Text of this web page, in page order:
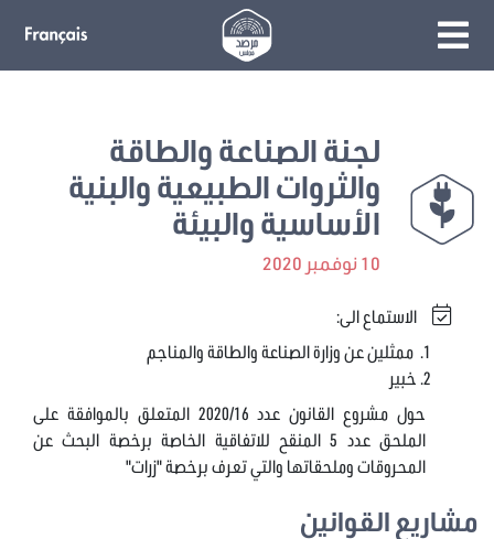
لجنة الصناعة والطاقة
والثروات الطبيعية والبنية
الأساسية والبيئة
10 نوفمبر 2020
الاستماع الى:
ممثلين عن وزارة الصناعة والطاقة والمناجم
خبير
حول مشروع القانون عدد 2020/16 المتعلق بالموافقة على
الملحق عدد 5 المنقح للاتفاقية الخاصة برخصة البحث عن
المحروقات وملحقاتها والتي تعرف برخصة "زرات"
مشاريع القوانين